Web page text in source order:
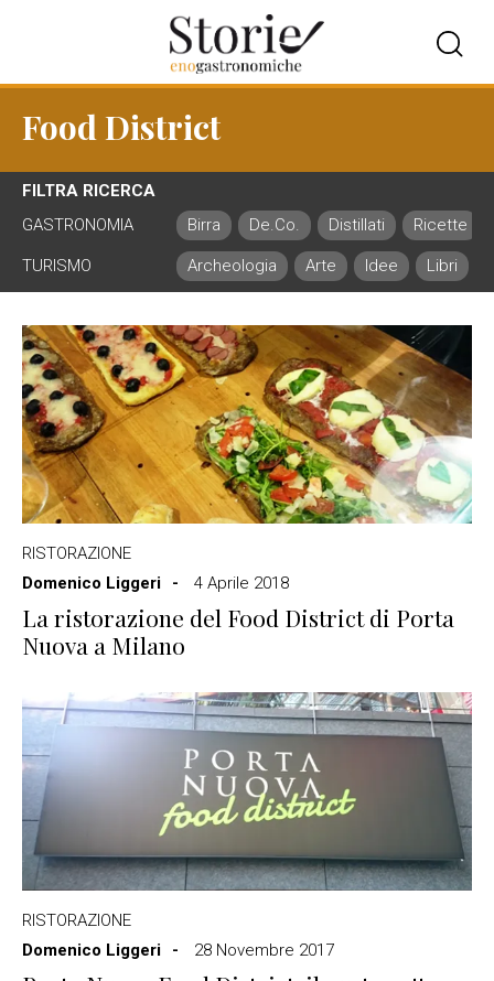
Food District
FILTRA RICERCA
GASTRONOMIA
Birra De.Co. Distillati Ricette
TURISMO Archeologia Arte Idee Libri
RISTORAZIONE
Domenico Liggeri
4 Aprile 2018
La ristorazione del Food District di Porta
Nuova a Milano
RISTORAZIONE
Domenico Liggeri
28 Novembre 2017